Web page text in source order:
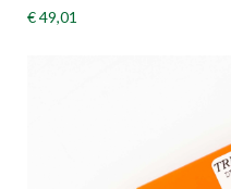
€ 49,01